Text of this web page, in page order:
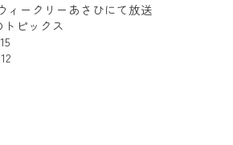
ィークリーあさひにて放送
ピックス